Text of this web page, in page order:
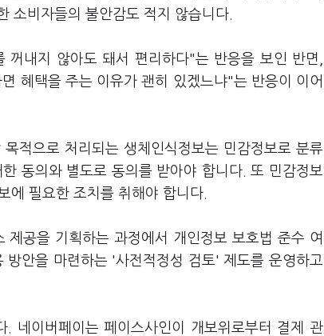
소비자들의 불안감도 적지 않습니다.
내지 않아도 돼서 편리하다"는 반응을 보인 반면,
혜택을 주는 이유가 괜히 있겠느냐"는 반응이 이어
적으로 처리되는 생체인식정보는 민감정보로 분류
동의와 별도로 동의를 받아야 합니다. 또 민감정보
에 필요한 조치를 취해야 합니다.
공을 기획하는 과정에서 개인정보 보호법 준수 여
안을 마련하는 '사전적정성 검토' 제도를 운영하고
네이버페이는 페이스사인이 개보위로부터 결제 관